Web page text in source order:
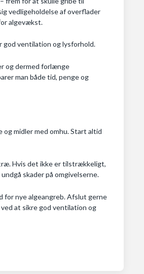
vedligeholdelse af overflader
algevækst.
god ventilation og lysforhold.
og dermed forlænge
man både tid, penge og
midler med omhu. Start altid
Hvis det ikke er tilstrækkeligt,
skader på omgivelserne.
for nye algeangreb. Afslut gerne
at sikre god ventilation og